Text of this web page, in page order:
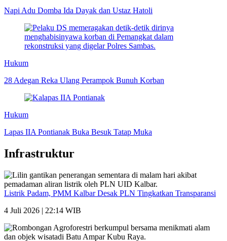
Napi Adu Domba Ida Dayak dan Ustaz Hatoli
Hukum
28 Adegan Reka Ulang Perampok Bunuh Korban
Hukum
Lapas IIA Pontianak Buka Besuk Tatap Muka
Infrastruktur
Listrik Padam, PMM Kalbar Desak PLN Tingkatkan Transparansi
4 Juli 2026 | 22:14 WIB